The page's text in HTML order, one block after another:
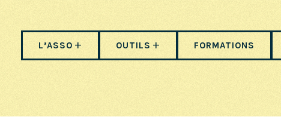
L’ASSO OUTILS FORMATIONS